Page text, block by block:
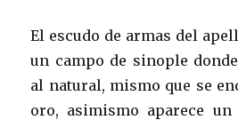
El escudo de armas del
un campo de sinople
al natural, mismo que se
oro, asimismo aparece un